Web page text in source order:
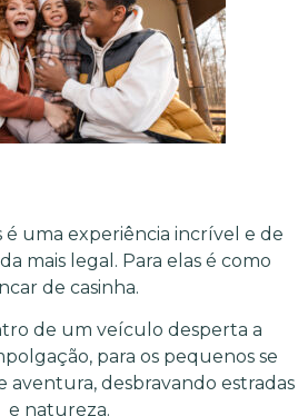
é uma experiência incrível e de
mais legal. Para elas é como
de casinha.
de um veículo desperta a
para os pequenos se
aventura, desbravando estradas
e natureza.